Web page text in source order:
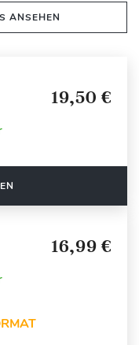
ANSEHEN
19,50 €
16,99 €